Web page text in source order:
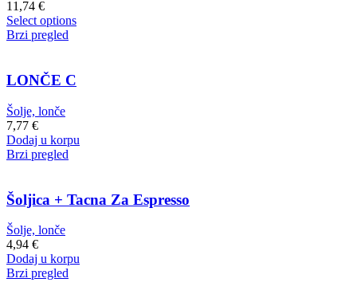
11,74 €
Select options
Brzi pregled
LONČE C
Šolje, lonče
7,77 €
Dodaj u korpu
Brzi pregled
Šoljica + Tacna Za Espresso
Šolje, lonče
4,94 €
Dodaj u korpu
Brzi pregled